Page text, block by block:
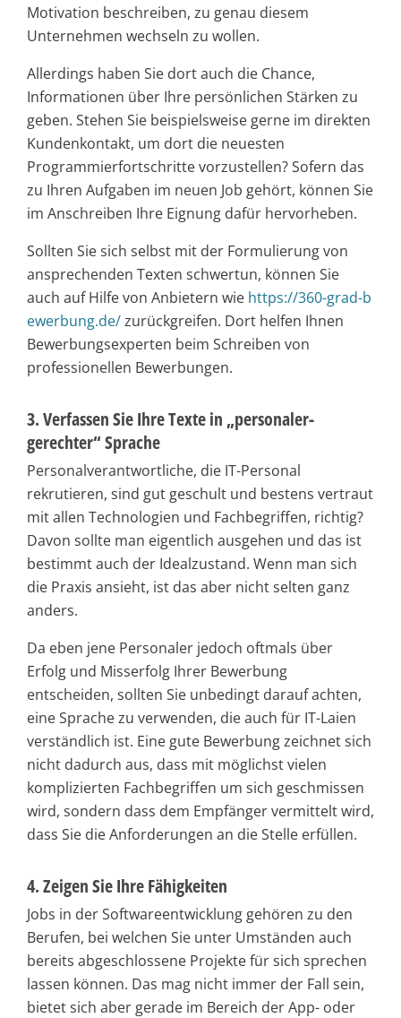
Motivation beschreiben, zu genau diesem
Unternehmen wechseln zu wollen.
Allerdings haben Sie dort auch die Chance,
Informationen über Ihre persönlichen Stärken zu
geben. Stehen Sie beispielsweise gerne im direkten
Kundenkontakt, um dort die neuesten
Programmierfortschritte vorzustellen? Sofern das
zu Ihren Aufgaben im neuen Job gehört, können Sie
im Anschreiben Ihre Eignung dafür hervorheben.
Sollten Sie sich selbst mit der Formulierung von
ansprechenden Texten schwertun, können Sie
auch auf Hilfe von Anbietern wie https://360-grad-b
ewerbung.de/zurückgreifen. Dort helfen Ihnen
Bewerbungsexperten beim Schreiben von
professionellen Bewerbungen.
3. Verfassen Sie Ihre Texte in „personaler-
gerechter“ Sprache
Personalverantwortliche, die IT-Personal
rekrutieren, sind gut geschult und bestens vertraut
mit allen Technologien und Fachbegriffen, richtig?
Davon sollte man eigentlich ausgehen und das ist
bestimmt auch der Idealzustand. Wenn man sich
die Praxis ansieht, ist das aber nicht selten ganz
anders.
Da eben jene Personaler jedoch oftmals über
Erfolg und Misserfolg Ihrer Bewerbung
entscheiden, sollten Sie unbedingt darauf achten,
eine Sprache zu verwenden, die auch für IT-Laien
verständlich ist. Eine gute Bewerbung zeichnet sich
nicht dadurch aus, dass mit möglichst vielen
komplizierten Fachbegriffen um sich geschmissen
wird, sondern dass dem Empfänger vermittelt wird,
dass Sie die Anforderungen an die Stelle erfüllen.
4. Zeigen Sie Ihre Fähigkeiten
Jobs in der Softwareentwicklung gehören zu den
Berufen, bei welchen Sie unter Umständen auch
bereits abgeschlossene Projekte für sich sprechen
lassen können. Das mag nicht immer der Fall sein,
bietet sich aber gerade im Bereich der App- oder